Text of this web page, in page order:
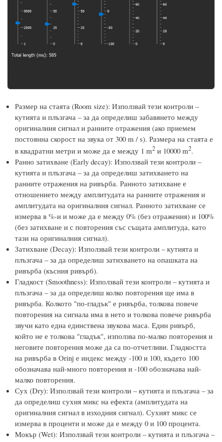
Размер на стаята (Room size): Използвай тези контроли –
кутията и плъзгача – за да определиш забавянето между
оригиналния сигнал и ранните отражения (ако приемем
постоянна скорост на звука от 300 m / s). Размера на стаята е
в квадратни метри и може да е между 1 m2 и 10000 m2.
Ранно затихване (Early decay): Използвай тези контроли –
кутията и плъзгача – за да определиш затихването на
ранните отражения на ривърба. Ранното затихване е
отношението между амплитудата на ранните отражения и
амплитудата на оригиналния сигнал. Ранното затихване се
измерва в %-и и може да е между 0% (без отражения) и 100%
(без затихване и с повторения със същата амплитуда, като
тази на оригиналния сигнал).
Затихване (Decay): Използвай тези контроли – кутията и
плъзгача – за да определиш затихването на опашката на
ривърба (късния ривърб).
Гладкост (Smoothness): Използвай тези контроли – кутията и
плъзгача – за да определиш колко повторения ще има в
ривърба. Колкото "по-гладък" е ривърба, толкова повече
повторения на сигнала има в нето и толкова повече ривърба
звучи като една единствена звукова маса. Един ривърб,
който не е толкова "гладък", използва по-малко повторения и
неговите повторения може да са по-отчетливи. Гладкостта
на ривърба в Orinj е индекс между -100 и 100, където 100
обозначава най-много повторения и -100 обозначава най-
малко повторения.
Сух (Dry): Използвай тези контроли – кутията и плъзгача – за
да определиш сухия микс на ефекта (амплитудата на
оригиналния сигнал в изходния сигнал). Сухият микс се
измерва в проценти и може да е между 0 и 100 процента.
Мокър (Wet): Използвай тези контроли – кутията и плъзгача –